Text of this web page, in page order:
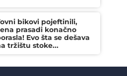
bikovi pojeftinili,
prasadi konačno
Evo šta se dešava
tržištu stoke...